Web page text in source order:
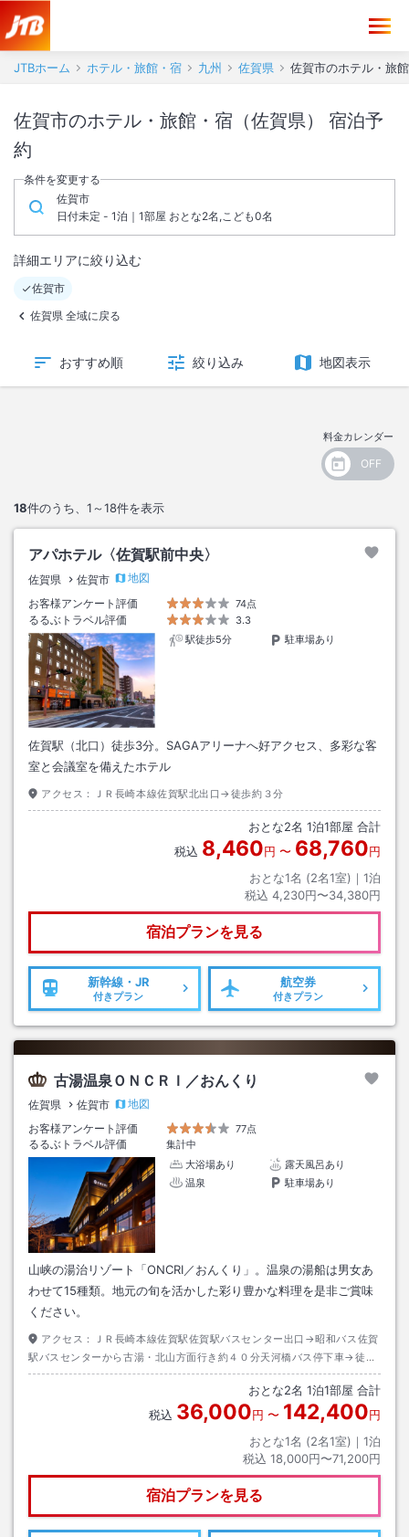
JTBホーム ホテル・旅館・宿 九州 佐賀県 佐賀市のホテル・旅
佐賀市のホテル・旅館・宿（佐賀県） 宿泊予
約
条件を変更する
佐賀市
日付未定 - 1泊｜1部屋 おとな2名,こども0名
詳細エリアに絞り込む
佐賀市
佐賀県 全域に戻る
おすすめ順 絞り込み 地図表示
料金カレンダー
18件のうち、 1～18件を表示
アパホテル〈佐賀駅前中央〉
佐賀県 佐賀市
地図
お客様アンケート評価
74点
るるぶトラベル評価
3.3
駅徒歩5分
駐車場あり
佐賀駅（北口）徒歩3分。SAGAアリーナへ好アクセス、多彩な客
室と会議室を備えたホテル
アクセス： ＪＲ長崎本線佐賀駅北出口→徒歩約３分
おとな2名 1泊1部屋 合計
税込 8,460円 〜 68,760円
おとな1名 (2名1室)｜ 1泊
税込 4,230円〜34,380円
宿泊プランを見る
新幹線・JR
付きプラン
航空券
付きプラン
古湯温泉ＯＮＣＲＩ／おんくり
佐賀県 佐賀市
地図
お客様アンケート評価
77点
るるぶトラベル評価
集計中
大浴場あり
露天風呂あり
温泉
駐車場あり
山峡の湯治リゾート「ONCRI／おんくり」。温泉の湯船は男女あ
わせて15種類。地元の旬を活かした彩り豊かな料理を是非ご賞味
ください。
アクセス：
ＪＲ長崎本線佐賀駅佐賀駅バスセンター出口→昭和バス佐賀
駅バスセンターから古湯・北山方面行き約４０分天河橋バス停下車→徒歩
約５分
おとな2名 1泊1部屋 合計
税込 36,000円 〜 142,400円
おとな1名 (2名1室)｜ 1泊
税込 18,000円〜71,200円
宿泊プランを見る